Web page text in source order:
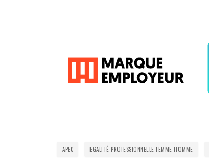
APEC EGALITÉ PROFESSIONNELLE FEMME-HOMME